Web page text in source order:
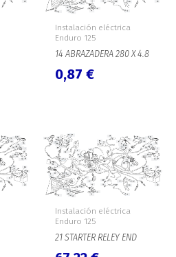
Instalación eléctrica
Enduro 125
14 ABRAZADERA 280 X 4.8
0,87 €
Instalación eléctrica
Enduro 125
21 STARTER RELEY END